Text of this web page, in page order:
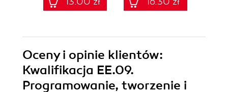
Oceny i opinie klientów:
Kwalifikacja EE.09.
Programowanie, tworzenie i